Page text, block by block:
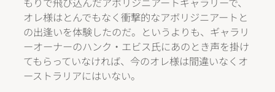
オレ様はとんでもなく衝撃的なアボリジニアートと
の出逢いを体験したのだ。というよりも、ギャラリ
ーオーナーのハンク・エビス氏にあのとき声を掛け
てもらっていなければ、今のオレ様は間違いなくオ
ーストラリアにはいない。